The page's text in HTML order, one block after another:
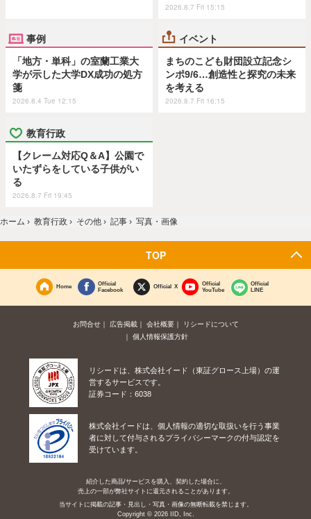
2026.8.7 Fri 15:15
事例
「地方・単科」の室蘭工業大
学が示した大学DX成功の処方
箋
2026.8.4 Tue 12:15
イベント
まちのこども財団設立記念シ
ンポ9/6…創造性と探究の未来
を考える
2026.8.7 Fri 16:15
教育行政
【クレーム対応Q＆A】公園で
いたずらをしている子供がい
る
2026.8.7 Fri 19:45
ホーム › 教育行政 › その他 › 記事 › 写真・画像
TOP
Home
Official
Facebook
Official X
Official
YouTube
Official
LINE
お問合せ 広告掲載 会社概要
リシードについて
個人情報保護方針
リシードは、株式会社イード（東証グロース上場）の運
営するサービスです。
証券コード：6038
株式会社イードは、個人情報の適切な取扱いを行う事業
者に対して付与されるプライバシーマークの付与認定を
受けています。
紹介した商品/サービスを購入、契約した場合に、
売上の一部が弊社サイトに還元されることがあります。
当サイトに掲載の記事・見出し・写真・画像の無断転載を禁じます。
Copyright © 2026 IID, Inc.